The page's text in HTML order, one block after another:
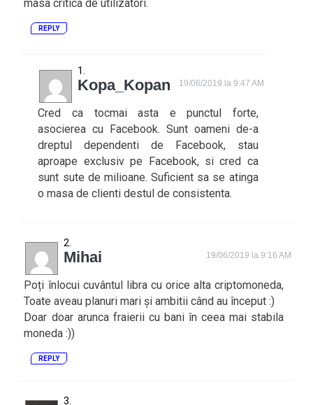
masa critica de utilizatori.
REPLY
Kopa_Kopan 19/06/2019 la 9:47 AM
Cred ca tocmai asta e punctul forte,
asocierea cu Facebook. Sunt oameni de-a
dreptul dependenti de Facebook, stau
aproape exclusiv pe Facebook, si cred ca
sunt sute de milioane. Suficient sa se atinga
o masa de clienti destul de consistenta.
Mihai 19/06/2019 la 9:16 AM
Poți înlocui cuvântul libra cu orice alta criptomoneda,
Toate aveau planuri mari și ambitii când au început :)
Doar doar arunca fraierii cu bani în ceea mai stabila
moneda :))
REPLY